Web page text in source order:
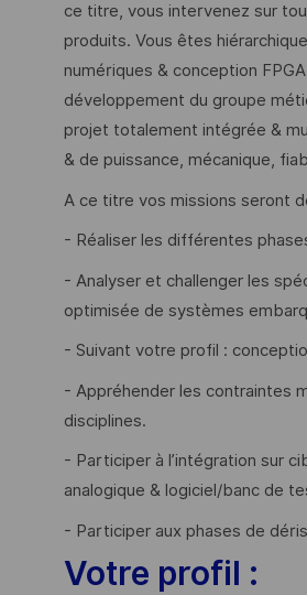
ce titre, vous intervenez sur
produits. Vous êtes
numériques & conception
développement du groupe
projet totalement intégrée &
& de puissance, mécanique,
A ce titre vos missions seront
- Réaliser les différentes
- Analyser et challenger les
optimisée de systèmes
- Suivant votre profil :
- Appréhender les contraintes
disciplines.
- Participer à l’intégration sur
analogique & logiciel/banc de
- Participer aux phases de
Votre profil :